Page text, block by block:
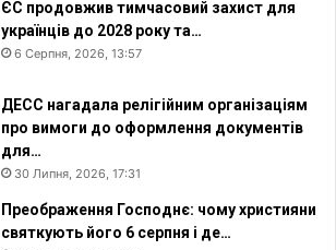
ЄС продовжив тимчасовий захист для
українців до 2028 року та…
6 Серпня, 2026, 13:57
ДЕСС нагадала релігійним організаціям
про вимоги до оформлення документів
для…
30 Липня, 2026, 17:31
Преображення Господнє: чому християни
святкують його 6 серпня і де…